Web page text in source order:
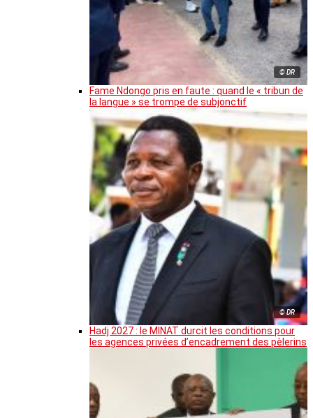
© DR
Fame Ndongo pris en faute : quand le « tribun de
la langue » se trompe de subjonctif
© DR
Hadj 2027 : le MINAT durcit les conditions pour
les agences privées d’encadrement des pèlerins